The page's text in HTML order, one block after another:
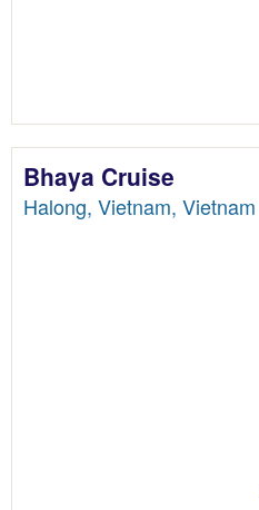
Bhaya Cruise
Halong, Vietnam, Vietnam